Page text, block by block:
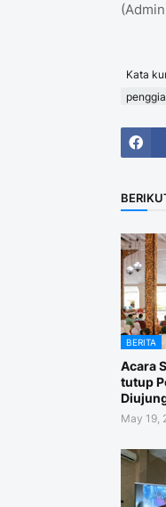
Kata
BERITA
Acara
tutup
May 19,